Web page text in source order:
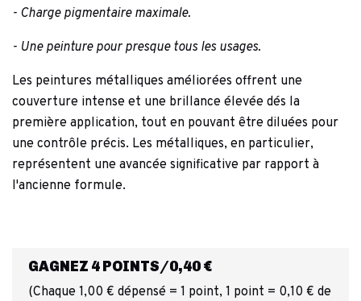
- Charge pigmentaire maximale.
- Une peinture pour presque tous les usages.
Les peintures métalliques améliorées offrent une
couverture intense et une brillance élevée dés la
première application, tout en pouvant être diluées pour
une contrôle précis. Les métalliques, en particulier,
représentent une avancée significative par rapport à
l'ancienne formule.
GAGNEZ 4 POINTS/0,40 €
(Chaque 1,00 € dépensé = 1 point, 1 point = 0,10 € de